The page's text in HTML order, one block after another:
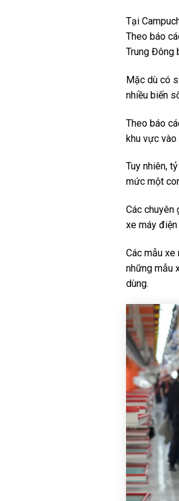
Tại
Theo báo
Trung Đông
Mặc dù có
nhiều biến
Theo báo
khu vực vào
Tuy nhiên,
mức một
Các chuyên
xe máy
Các mẫu
những mẫu
dùng.